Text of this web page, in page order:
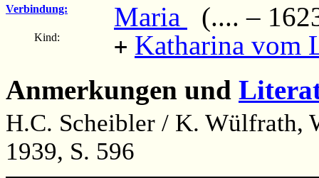
Verbindung: Maria (.... –
Kind: + Katharina vom
Anmerkungen und
H.C. Scheibler / K. Wülfrath,
1939, S. 596